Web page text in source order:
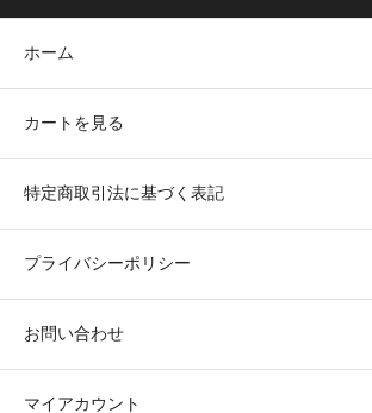
ホーム
カートを見る
特定商取引法に基づく表記
プライバシーポリシー
お問い合わせ
マイアカウント